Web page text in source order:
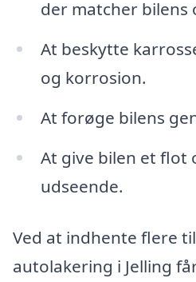
der matcher bilens
At beskytte
og korrosion.
At forøge bilens
At give bilen et flot
udseende.
Ved at indhente flere
autolakering i Jelling